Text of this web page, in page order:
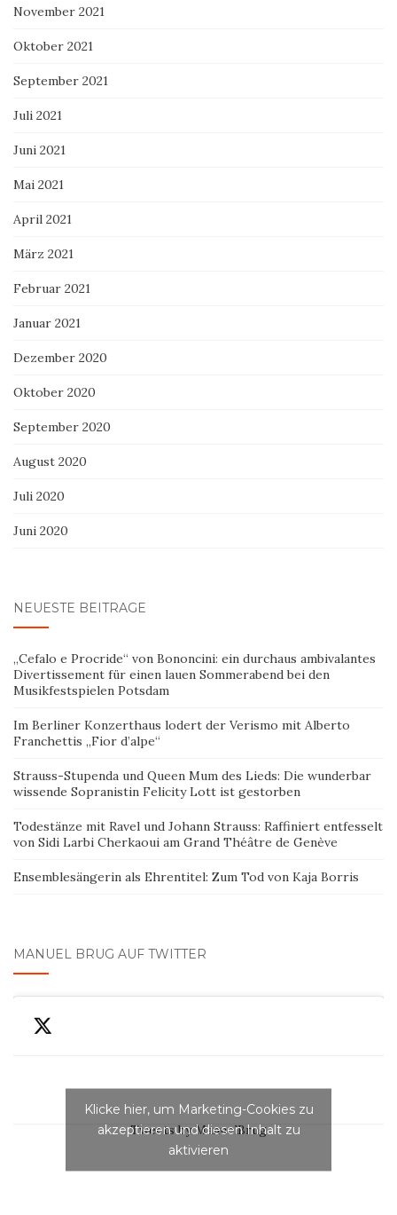
November 2021
Oktober 2021
September 2021
Juli 2021
Juni 2021
Mai 2021
April 2021
März 2021
Februar 2021
Januar 2021
Dezember 2020
Oktober 2020
September 2020
August 2020
Juli 2020
Juni 2020
NEUESTE BEITRÄGE
„Cefalo e Procride“ von Bononcini: ein durchaus ambivalantes
Divertissement für einen lauen Sommerabend bei den
Musikfestspielen Potsdam
Im Berliner Konzerthaus lodert der Verismo mit Alberto
Franchettis „Fior d’alpe“
Strauss-Stupenda und Queen Mum des Lieds: Die wunderbar
wissende Sopranistin Felicity Lott ist gestorben
Todestänze mit Ravel und Johann Strauss: Raffiniert entfesselt
von Sidi Larbi Cherkaoui am Grand Théâtre de Genève
Ensemblesängerin als Ehrentitel: Zum Tod von Kaja Borris
MANUEL BRUG AUF TWITTER
Tweets by ManuelBrug
Klicke hier, um Marketing-Cookies zu
akzeptieren und diesen Inhalt zu
aktivieren